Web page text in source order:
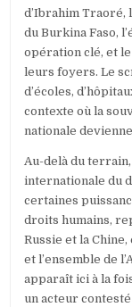
d’Ibrahim Traoré,
du Burkina Faso,
opération clé, et
leurs foyers. Le
d’écoles,
contexte où la
nationale
Au-delà du
internationale du
certaines
droits humains,
Russie et la
et l’ensemble de
apparaît ici à la
un acteur